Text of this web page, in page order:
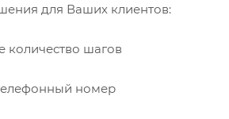
для Ваших клиентов:
шагов
номер